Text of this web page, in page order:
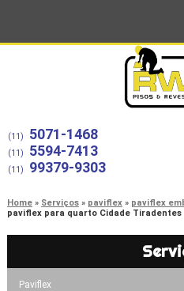
(11) 5071-1468
(11) 5594-7413
(11) 99379-9303
Home Serviços paviflex
paviflex
paviflex para quarto Cidade Tiradentes
Paviflex